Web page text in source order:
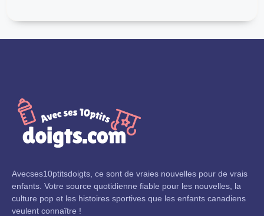
Avecses10ptitsdoigts, ce sont de vraies nouvelles pour de vrais
enfants. Votre source quotidienne fiable pour les nouvelles, la
culture pop et les histoires sportives que les enfants canadiens
veulent connaître !